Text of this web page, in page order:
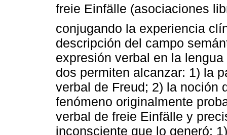
freie Einfälle (asociaciones
conjugando la experiencia
descripción del campo
expresión verbal en la
dos permiten alcanzar: 1) la
verbal de Freud; 2) la noción
fenómeno originalmente
verbal de freie Einfälle y
inconsciente que lo generó: